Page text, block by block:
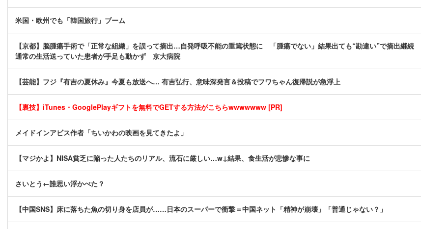
米国・欧州でも「韓国旅行」ブーム
【京都】脳腫瘍手術で「正常な組織」を誤って摘出…自発呼吸不能の重篤状態に 「腫瘍でない」結果出ても“勘違い”で摘出継続
通常の生活送っていた患者が手足も動かず 京大病院
【芸能】フジ『有吉の夏休み』今夏も放送へ… 有吉弘行、意味深発言＆投稿でフワちゃん復帰説が急浮上
【裏技】iTunes・GooglePlayギフトを無料でGETする方法がこちらwwwwwww [PR]
メイドインアビス作者「ちいかわの映画を見てきたよ」
【マジかよ】NISA貧乏に陥った人たちのリアル、流石に厳しい…w↓結果、食生活が悲惨な事に
さいとう←誰思い浮かべた？
【中国SNS】床に落ちた魚の切り身を店員が……日本のスーパーで衝撃＝中国ネット「精神が崩壊」「普通じゃない？」